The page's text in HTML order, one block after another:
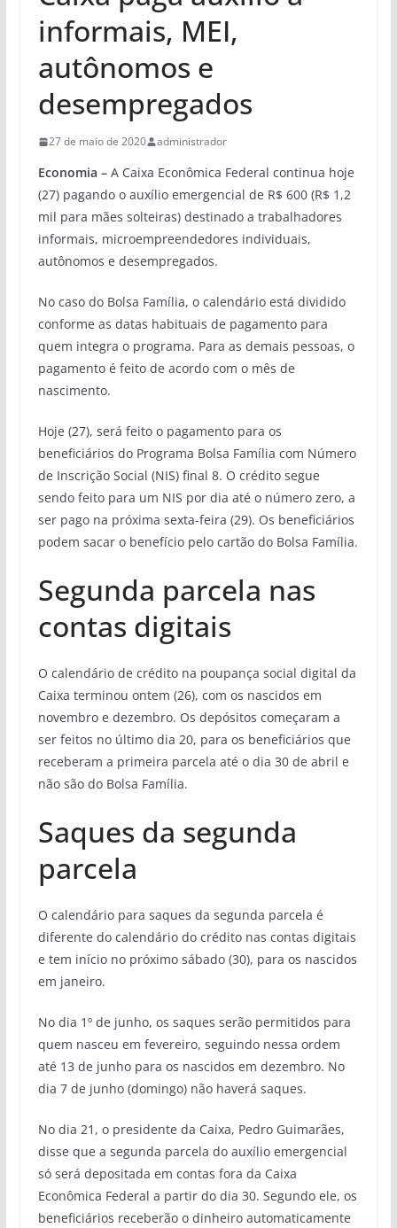
informais, MEI,
autônomos e
desempregados
27 de maio de 2020 administrador
Economia – A Caixa Econômica Federal continua hoje
(27) pagando o auxílio emergencial de R$ 600 (R$ 1,2
mil para mães solteiras) destinado a trabalhadores
informais, microempreendedores individuais,
autônomos e desempregados.
No caso do Bolsa Família, o calendário está dividido
conforme as datas habituais de pagamento para
quem integra o programa. Para as demais pessoas, o
pagamento é feito de acordo com o mês de
nascimento.
Hoje (27), será feito o pagamento para os
beneficiários do Programa Bolsa Família com Número
de Inscrição Social (NIS) final 8. O crédito segue
sendo feito para um NIS por dia até o número zero, a
ser pago na próxima sexta-feira (29). Os beneficiários
podem sacar o benefício pelo cartão do Bolsa Família.
Segunda parcela nas
contas digitais
O calendário de crédito na poupança social digital da
Caixa terminou ontem (26), com os nascidos em
novembro e dezembro. Os depósitos começaram a
ser feitos no último dia 20, para os beneficiários que
receberam a primeira parcela até o dia 30 de abril e
não são do Bolsa Família.
Saques da segunda
parcela
O calendário para saques da segunda parcela é
diferente do calendário do crédito nas contas digitais
e tem início no próximo sábado (30), para os nascidos
em janeiro.
No dia 1º de junho, os saques serão permitidos para
quem nasceu em fevereiro, seguindo nessa ordem
até 13 de junho para os nascidos em dezembro. No
dia 7 de junho (domingo) não haverá saques.
No dia 21, o presidente da Caixa, Pedro Guimarães,
disse que a segunda parcela do auxílio emergencial
só será depositada em contas fora da Caixa
Econômica Federal a partir do dia 30. Segundo ele, os
beneficiários receberão o dinheiro automaticamente